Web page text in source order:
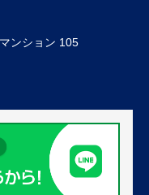
ンション 105